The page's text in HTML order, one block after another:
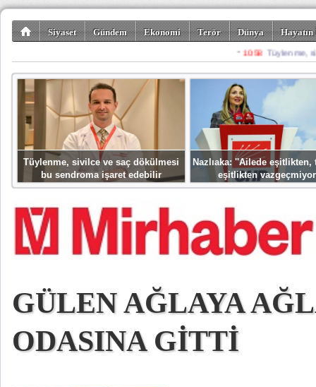
Siyaset Gündem Ekonomi Terör Dünya
Spor Misafir
Tüylenme, sivilce ve saç dökülmesi
bu sendroma işaret edebilir
Nazlıaka: ''Ailede eşitlikten,
eşitlikten
GÜLEN AĞLAYA
ODASINA GİTTİ